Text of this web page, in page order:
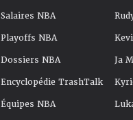
Salaires NBA
Playoffs NBA
Dossiers NBA
Encyclopédie TrashTalk
Équipes NBA
Ja